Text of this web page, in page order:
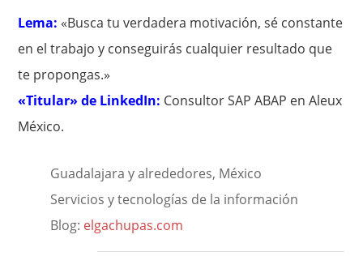
Lema: «Busca tu verdadera motivación, sé constante
en el trabajo y conseguirás cualquier resultado que
te propongas.»
«Titular» de LinkedIn: Consultor SAP ABAP en Aleux
México.
Guadalajara y alrededores, México
Servicios y tecnologías de la información
Blog: elgachupas.com